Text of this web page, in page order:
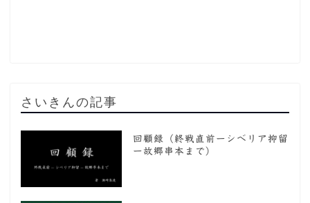
さいきんの記事
回顧録（終戦直前ーシベリア抑留
ー故郷串本まで）